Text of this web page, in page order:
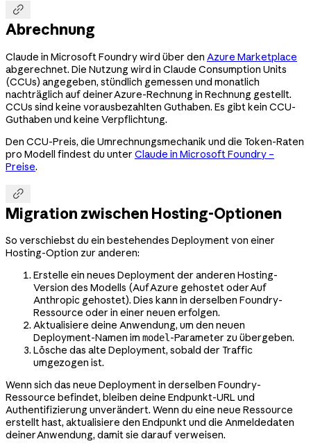

Abrechnung
Claude in Microsoft Foundry wird über den Azure Marketplace
abgerechnet. Die Nutzung wird in Claude Consumption Units
(CCUs) angegeben, stündlich gemessen und monatlich
nachträglich auf deiner Azure-Rechnung in Rechnung gestellt.
CCUs sind keine vorausbezahlten Guthaben. Es gibt kein CCU-
Guthaben und keine Verpflichtung.
Den CCU-Preis, die Umrechnungsmechanik und die Token-Raten
pro Modell findest du unter Claude in Microsoft Foundry –
Preise.

Migration zwischen Hosting-Optionen
So verschiebst du ein bestehendes Deployment von einer
Hosting-Option zur anderen:
Erstelle ein neues Deployment der anderen Hosting-
Version des Modells (Auf Azure gehostet oder Auf
Anthropic gehostet). Dies kann in derselben Foundry-
Ressource oder in einer neuen erfolgen.
Aktualisiere deine Anwendung, um den neuen
Deployment-Namen im model-Parameter zu übergeben.
Lösche das alte Deployment, sobald der Traffic
umgezogen ist.
Wenn sich das neue Deployment in derselben Foundry-
Ressource befindet, bleiben deine Endpunkt-URL und
Authentifizierung unverändert. Wenn du eine neue Ressource
erstellt hast, aktualisiere den Endpunkt und die Anmeldedaten
deiner Anwendung, damit sie darauf verweisen.